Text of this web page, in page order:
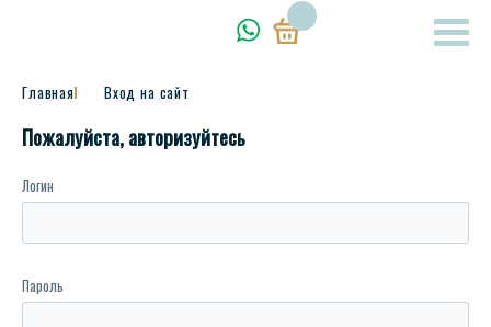
Главная Вход на сайт
Пожалуйста, авторизуйтесь
Логин
Пароль